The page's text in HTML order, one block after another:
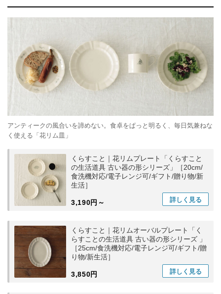
アンティークの風合いを諦めない。食卓をぱっと明るく、毎日気兼ねな
く使える「花リム皿」
くらすこと｜花リムプレート「くらすこと
の生活道具 古い器の形シリーズ」［20cm/
食洗機対応/電子レンジ可/ギフト/贈り物/新
生活］
3,190円～ 詳しく 見る
くらすこと｜花リムオーバルプレート「く
らすことの生活道具 古い器の形シリーズ 」
［25cm/食洗機対応/電子レンジ可/ギフト/贈
り物/新生活］
3,850円 詳しく 見る